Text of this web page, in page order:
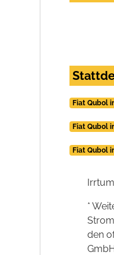
Fiat Qubol
Fiat Qubol
Fiat Qubol
*
den